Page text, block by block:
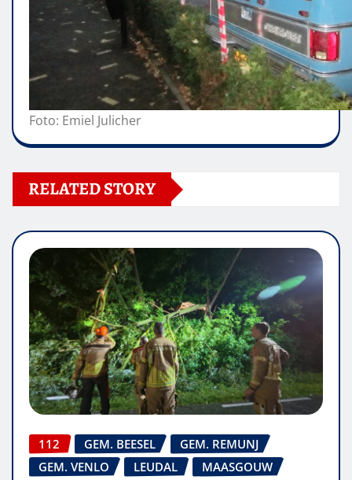
Foto: Emiel Julicher
RELATED STORY
112 GEM. BEESEL
GEM. REMUNJ
GEM. VENLO
LEUDAL
MAASGOUW